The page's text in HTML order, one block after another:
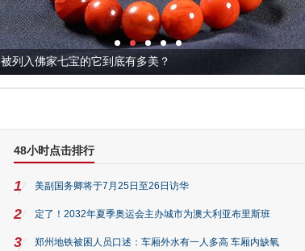
被列入佛家七宝的它到底有多美？
48小时点击排行
1 美副国务卿将于7月25日至26日访华
2 定了！2032年夏季奥运会主办城市为澳大利亚布里斯班
3 郑州地铁被困人员口述：车厢外水有一人多高 车厢内缺氧